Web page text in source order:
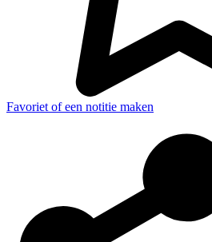
Favoriet of een notitie maken